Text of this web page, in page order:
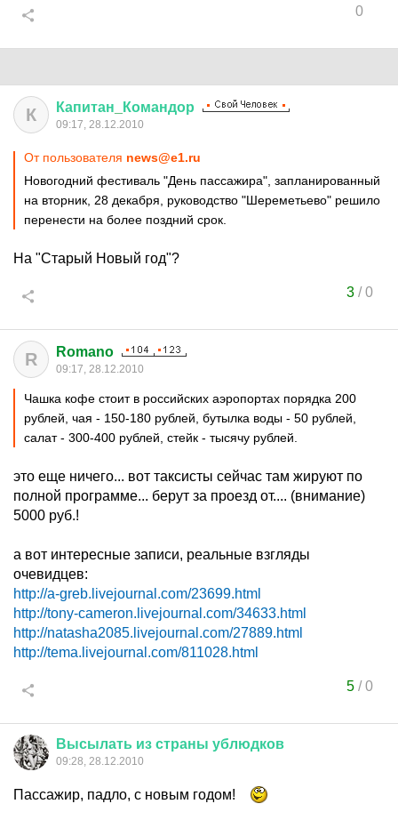
0
К Капитан Командор
09:17, 28.12.2010
От пользователя news@e1.ru
Новогодний фестиваль "День пассажира", запланированный
на вторник, 28 декабря, руководство "Шереметьево" решило
перенести на более поздний срок.
На "Старый Новый год"?
3/0
R Romano
09:17, 28.12.2010
Чашка кофе стоит в российских аэропортах порядка 200
рублей, чая - 150-180 рублей, бутылка воды - 50 рублей,
салат - 300-400 рублей, стейк - тысячу рублей.
это еще ничего... вот таксисты сейчас там жируют по
полной программе... берут за проезд от.... (внимание)
5000 руб.!
а вот интересные записи, реальные взгляды
очевидцев:
http://a-greb.livejournal.com/23699.html
http://tony-cameron.livejournal.com/34633.html
http://natasha2085.livejournal.com/27889.html
http://tema.livejournal.com/811028.html
5/0
Высылать из страны ублюдков
09:28, 28.12.2010
Пассажир, падло, с новым годом!